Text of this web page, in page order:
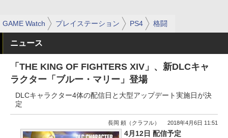
GAME Watch プレイステーション PS4 格闘
ニュース
「THE KING OF FIGHTERS XIV」、新DLCキャ
ラクター「ブルー・マリー」登場
DLCキャラクター4体の配信日と大型アップデート実施日が決
定
長岡 頼（クラフル） 2018年4月6日 11:51
4月12日 配信予定